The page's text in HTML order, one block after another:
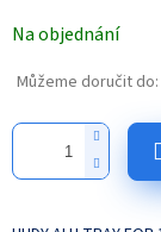
cena:
Na objednání
Můžeme doručit do: